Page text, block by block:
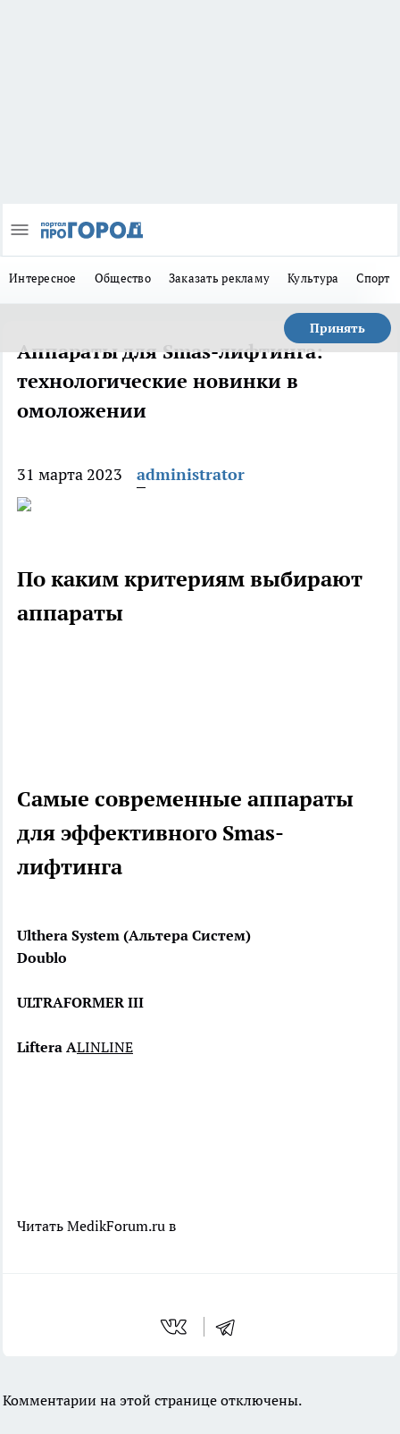
Интересное Общество Заказать рекламу Культура Спорт
Принять
Аппараты для Smas-лифтинга:
технологические новинки в
омоложении
31 марта 2023 administrator
По каким критериям выбирают
аппараты
Самые современные аппараты
для эффективного Smas-
лифтинга
Ulthera System (Альтера Систем)
Doublo
ULTRAFORMER III
Liftera ALINLINE
Читать MedikForum.ru в
Комментарии на этой странице отключены.